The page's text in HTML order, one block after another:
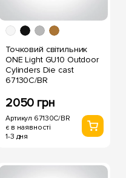
Точковий світильник
ONE Light GU10 Outdoor
Cylinders Die cast
67130C/BR
2050 грн
Артикул 67130C/BR
є в наявності
1-3 дня